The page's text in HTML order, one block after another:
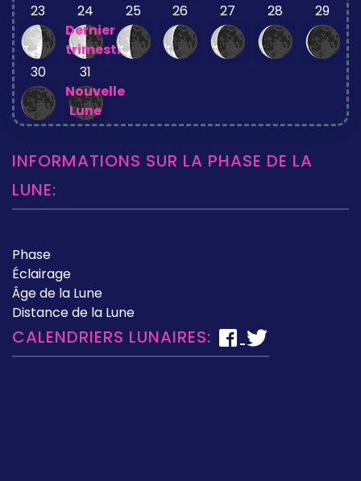
23
24
Dernier
trimestre
25 26 27 28 29
30
31
Nouvelle
Lune
INFORMATIONS SUR LA PHASE DE LA
LUNE:
Phase
Éclairage
Âge de la Lune
Distance de la Lune
CALENDRIERS LUNAIRES: